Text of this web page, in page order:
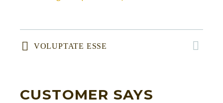
VOLUPTATE ESSE
CUSTOMER SAYS